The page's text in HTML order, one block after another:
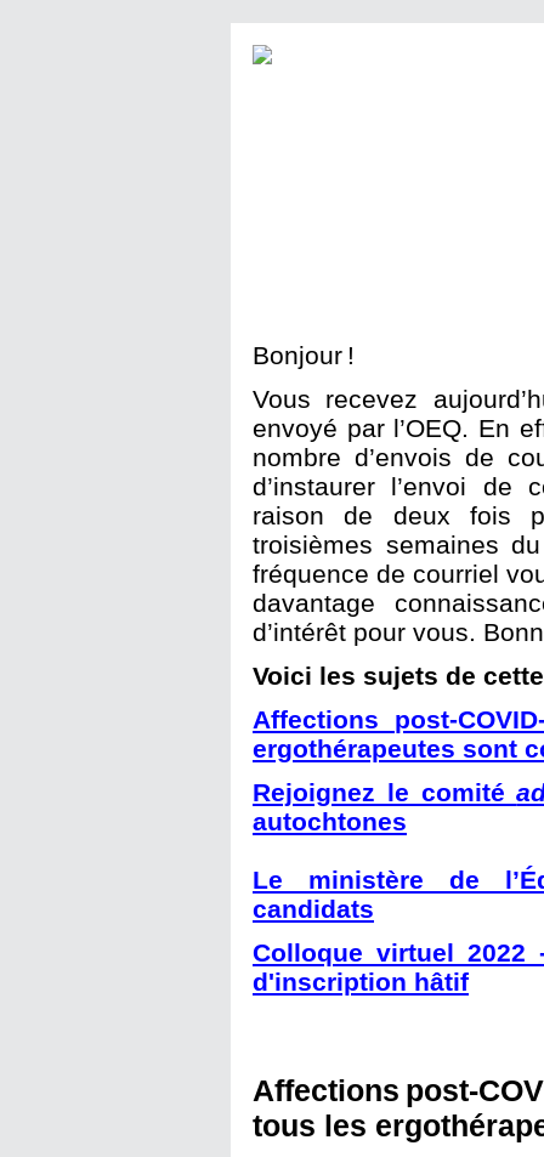
Bonjour !
Vous recevez
envoyé par l’OEQ. En
nombre d’envois de
d’instaurer l’envoi de
raison de deux fois
troisièmes semaines
fréquence de courriel
davantage
d’intérêt pour vous.
Voici les sujets de
Affections post-
ergothérapeutes sont
Rejoignez le comité
autochtones
Le ministère de
candidats
Colloque virtuel
d'inscription hâtif
Affections post-
tous les